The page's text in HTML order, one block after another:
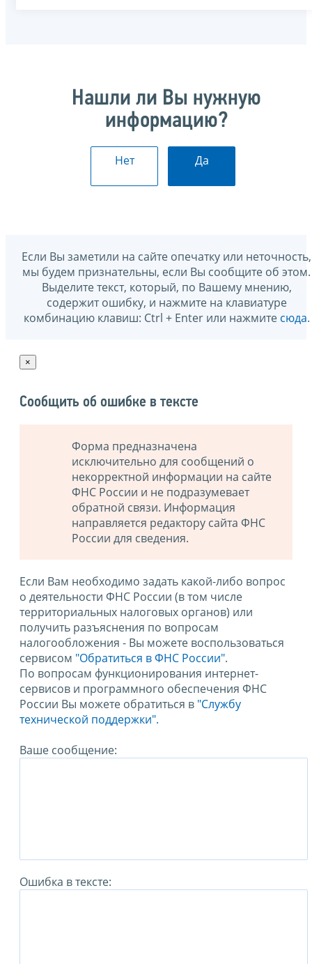
Нашли ли Вы нужную
информацию?
Нет Да
Если Вы заметили на сайте опечатку или неточность,
мы будем признательны, если Вы сообщите об этом.
Выделите текст, который, по Вашему мнению,
содержит ошибку, и нажмите на клавиатуре
комбинацию клавиш: Ctrl + Enter или нажмите сюда.
×
Сообщить об ошибке в тексте
Форма предназначена
исключительно для сообщений о
некорректной информации на сайте
ФНС России и не подразумевает
обратной связи. Информация
направляется редактору сайта ФНС
России для сведения.
Если Вам необходимо задать какой-либо вопрос
о деятельности ФНС России (в том числе
территориальных налоговых органов) или
получить разъяснения по вопросам
налогообложения - Вы можете воспользоваться
сервисом "Обратиться в ФНС России".
По вопросам функционирования интернет-
сервисов и программного обеспечения ФНС
России Вы можете обратиться в "Службу
технической поддержки".
Ваше сообщение:
Ошибка в тексте: